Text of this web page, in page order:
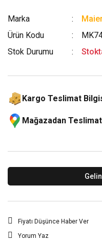
Marka
Ürün Kodu
Stok Durumu
Kargo Teslimat
Mağazadan
Fiyatı Düşünce Haber Ver
Yorum Yaz